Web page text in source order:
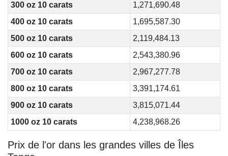
300 oz 10 carats
1,271,690.48
400 oz 10 carats
1,695,587.30
500 oz 10 carats
2,119,484.13
600 oz 10 carats
2,543,380.96
700 oz 10 carats
2,967,277.78
800 oz 10 carats
3,391,174.61
900 oz 10 carats
3,815,071.44
1000 oz 10 carats
4,238,968.26
Prix de l'or dans les grandes villes de Îles